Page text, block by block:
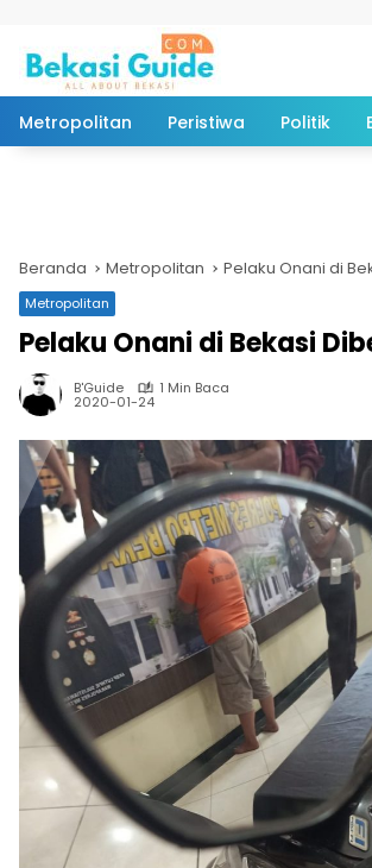
Metropolitan Peristiwa Politik
Beranda Metropolitan Pelaku Onani di
Metropolitan
Pelaku Onani di Bekasi
B'Guide 1 Min Baca
2020-01-24